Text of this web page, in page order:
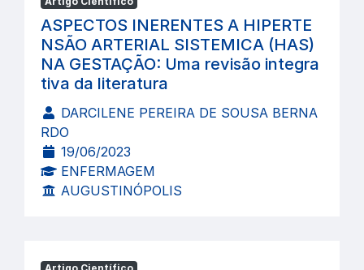
ASPECTOS INERENTES A HIPERTE
NSÃO ARTERIAL SISTEMICA (HAS)
NA GESTAÇÃO: Uma revisão integra
tiva da literatura
DARCILENE PEREIRA DE SOUSA BERNA
RDO
19/06/2023
ENFERMAGEM
AUGUSTINÓPOLIS